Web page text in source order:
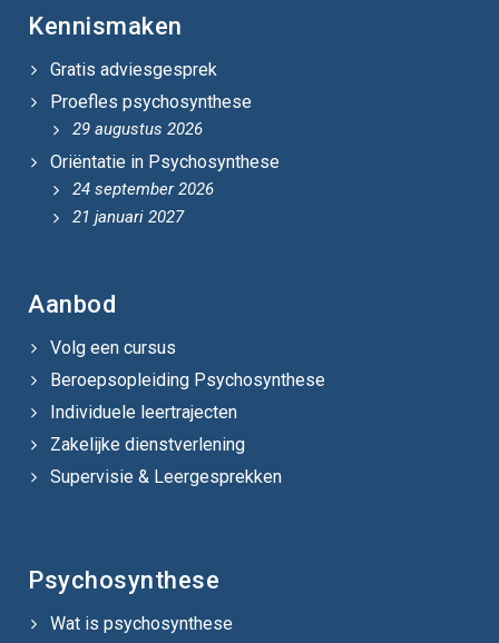
Kennismaken
Gratis adviesgesprek
Proefles psychosynthese
29 augustus 2026
Oriëntatie in Psychosynthese
24 september 2026
21 januari 2027
Aanbod
Volg een cursus
Beroepsopleiding Psychosynthese
Individuele leertrajecten
Zakelijke dienstverlening
Supervisie & Leergesprekken
Psychosynthese
Wat is psychosynthese